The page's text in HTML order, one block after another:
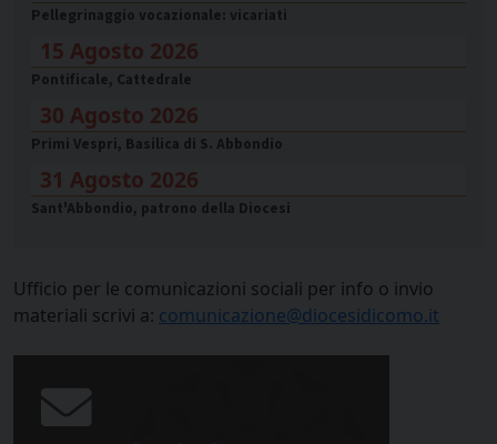
Pellegrinaggio vocazionale: vicariati
15 Agosto 2026
Pontificale, Cattedrale
30 Agosto 2026
Primi Vespri, Basilica di S. Abbondio
31 Agosto 2026
Sant'Abbondio, patrono della Diocesi
Ufficio per le comunicazioni sociali per info o invio
materiali scrivi a: comunicazione@diocesidicomo.it